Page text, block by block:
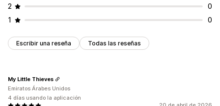
2
0
1
0
Escribir una reseña Todas las reseñas
My Little Thieves
Emiratos Árabes Unidos
4 días usando la aplicación